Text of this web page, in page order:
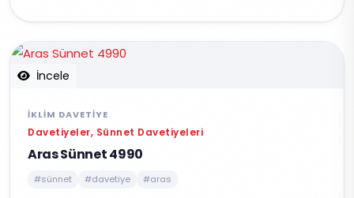
İncele
İKLIM DAVETIYE
Davetiyeler, Sünnet Davetiyeleri
Aras Sünnet 4990
#sünnet #davetiye #aras